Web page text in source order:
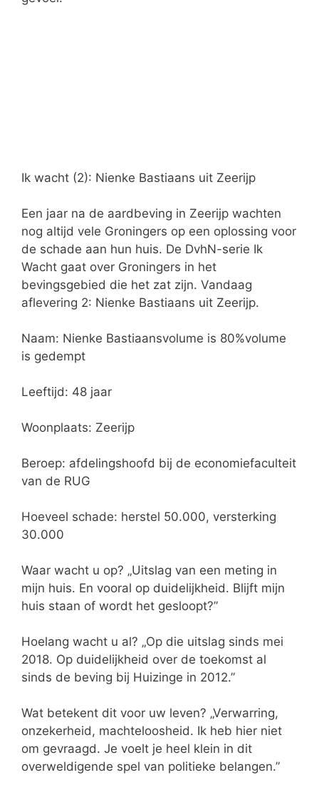
Ik wacht (2): Nienke Bastiaans uit Zeerijp
Een jaar na de aardbeving in Zeerijp wachten
nog altijd vele Groningers op een oplossing voor
de schade aan hun huis. De DvhN-serie Ik
Wacht gaat over Groningers in het
bevingsgebied die het zat zijn. Vandaag
aflevering 2: Nienke Bastiaans uit Zeerijp.
Naam: Nienke Bastiaansvolume is 80%volume
is gedempt
Leeftijd: 48 jaar
Woonplaats: Zeerijp
Beroep: afdelingshoofd bij de economiefaculteit
van de RUG
Hoeveel schade: herstel 50.000, versterking
30.000
Waar wacht u op? „Uitslag van een meting in
mijn huis. En vooral op duidelijkheid. Blijft mijn
huis staan of wordt het gesloopt?”
Hoelang wacht u al? „Op die uitslag sinds mei
2018. Op duidelijkheid over de toekomst al
sinds de beving bij Huizinge in 2012.”
Wat betekent dit voor uw leven? „Verwarring,
onzekerheid, machteloosheid. Ik heb hier niet
om gevraagd. Je voelt je heel klein in dit
overweldigende spel van politieke belangen.”